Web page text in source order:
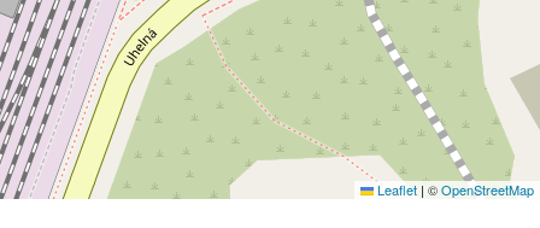
Leaflet | ©OpenStreetMap